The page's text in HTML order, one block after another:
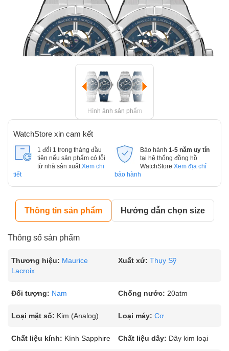
Hình ảnh sản phẩm
WatchStore xin cam kết
1 đổi 1 trong tháng đầu
tiên nếu sản phẩm có lỗi
từ nhà sản xuất. Xem chi
tiết
Bảo hành 1-5 năm uy tín
tại hệ thống đồng hồ
WatchStore Xem địa chỉ
bảo hành
Thông tin sản phẩm Hướng dẫn chọn size
Thông số sản phẩm
Thương hiệu: Maurice
Lacroix
Xuất xứ: Thụy Sỹ
Đối tượng: Nam Chống nước: 20atm
Loại mặt số: Kim (Analog) Loại máy: Cơ
Chất liệu kính: Kính Sapphire Chất liệu dây: Dây kim loại